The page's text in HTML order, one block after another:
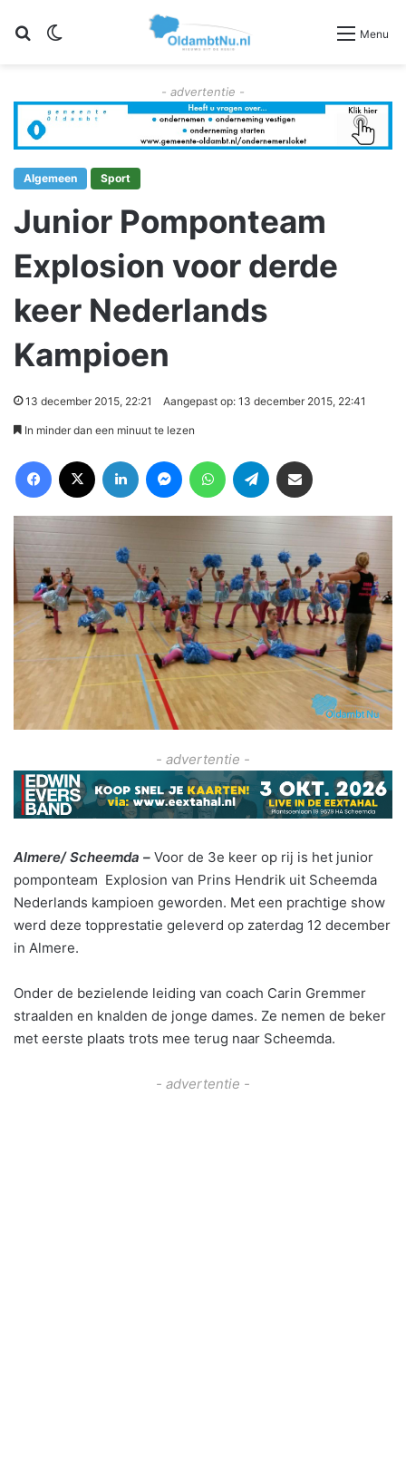
Zoeken Menu
- advertentie -
Algemeen Sport
Junior Pomponteam
Explosion voor derde
keer Nederlands
Kampioen
13 december 2015, 22:21 Aangepast op: 13 december 2015, 22:41
In minder dan een minuut te lezen
- advertentie -
Almere/ Scheemda – Voor de 3e keer op rij is het junior
pomponteam Explosion van Prins Hendrik uit Scheemda
Nederlands kampioen geworden. Met een prachtige show
werd deze topprestatie geleverd op zaterdag 12 december
in Almere.
Onder de bezielende leiding van coach Carin Gremmer
straalden en knalden de jonge dames. Ze nemen de beker
met eerste plaats trots mee terug naar Scheemda.
- advertentie -